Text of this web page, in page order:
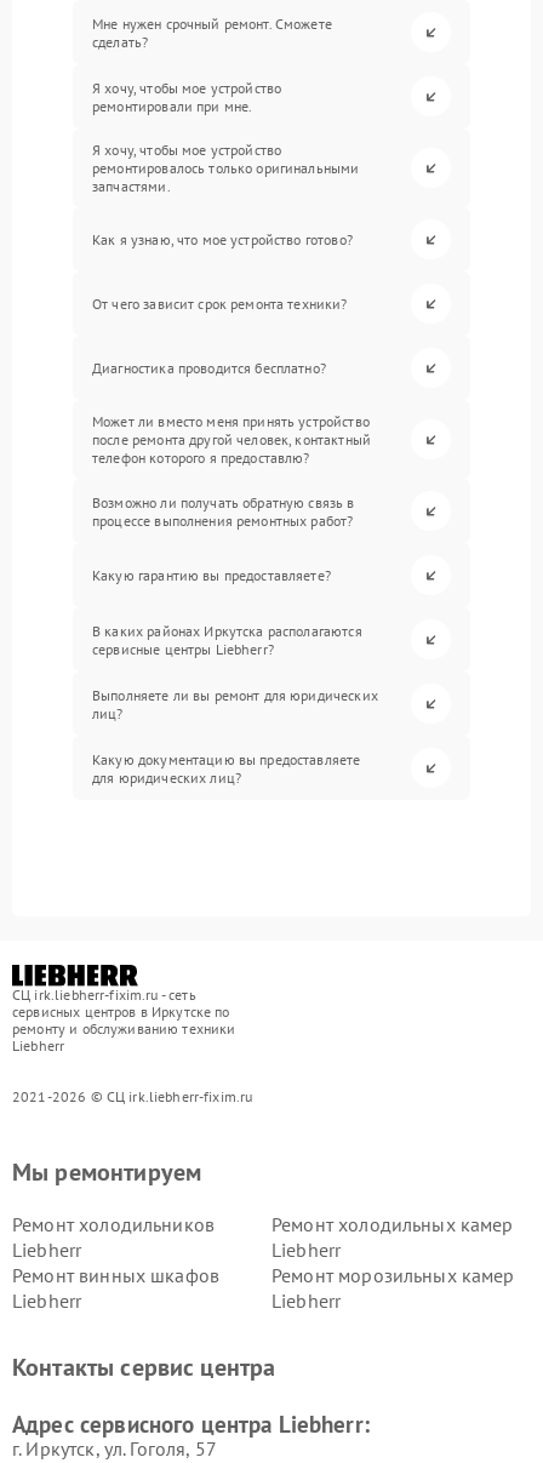
Мне нужен срочный ремонт. Сможете
сделать?
Я хочу, чтобы мое устройство
ремонтировали при мне.
Я хочу, чтобы мое устройство
ремонтировалось только оригинальными
запчастями.
Как я узнаю, что мое устройство готово?
От чего зависит срок ремонта техники?
Диагностика проводится бесплатно?
Может ли вместо меня принять устройство
после ремонта другой человек, контактный
телефон которого я предоставлю?
Возможно ли получать обратную связь в
процессе выполнения ремонтных работ?
Какую гарантию вы предоставляете?
В каких районах Иркутска располагаются
сервисные центры Liebherr?
Выполняете ли вы ремонт для юридических
лиц?
Какую документацию вы предоставляете
для юридических лиц?
СЦ irk.liebherr-fixim.ru - сеть
сервисных центров в Иркутске по
ремонту и обслуживанию техники
Liebherr
2021-2026 © СЦ irk.liebherr-fixim.ru
Мы ремонтируем
Ремонт холодильников
Liebherr
Ремонт холодильных камер
Liebherr
Ремонт винных шкафов
Liebherr
Ремонт морозильных камер
Liebherr
Контакты сервис центра
Адрес сервисного центра Liebherr:
г. Иркутск, ул. ​Гоголя, 57